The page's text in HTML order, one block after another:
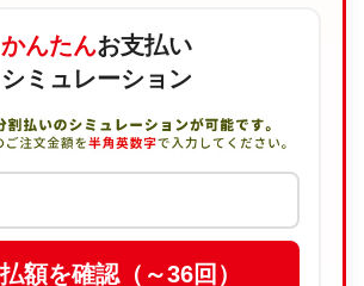
かんたんお支払い
シミュレーション